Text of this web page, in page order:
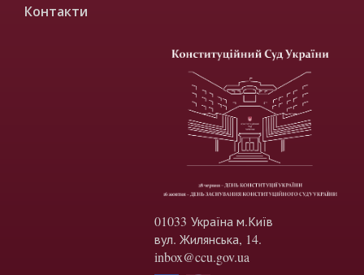
Контакти
01033 Україна м.Київ
вул. Жилянська, 14.
inbox@ccu.gov.ua